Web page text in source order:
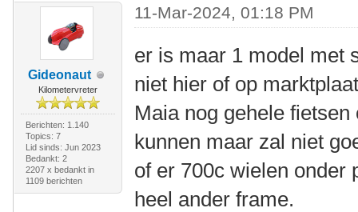
Gideonaut
Kilometervreter
Berichten: 1.140
Topics: 7
Lid sinds: Jun 2023
Bedankt: 2
2207 x bedankt in
1109 berichten
11-Mar-2024, 01:18 PM
er is maar 1 model met
niet hier of op
Maia nog gehele
kunnen maar zal niet
of er 700c wielen onder
heel ander frame.